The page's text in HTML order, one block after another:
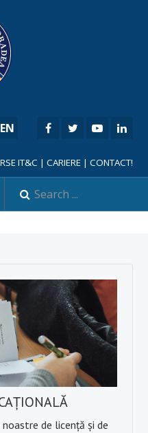
EN
IT&C | CARIERE | CONTACT!
de licență și de